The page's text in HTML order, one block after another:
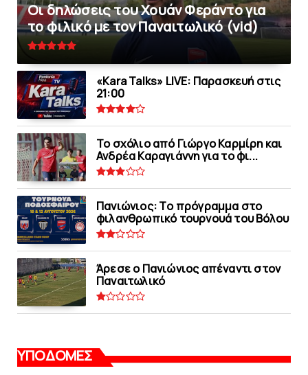
Οι δηλώσεις του Χουάν Φεράντο για
το φιλικό με τoν Παναιτωλικό (vid)
«Kara Talks» LIVE: Παρασκευή στις
21:00
Το σχόλιο από Γιώργο Καρμίρη και
Ανδρέα Καραγιάννη για το φι...
Πανιώνιoς: Tο πρόγραμμα στο
φιλανθρωπικό τουρνουά του Bόλου
Άρεσε ο Πανιώνιος απέναντι στoν
Παναιτωλικό
ΥΠΟΔΟΜΕΣ